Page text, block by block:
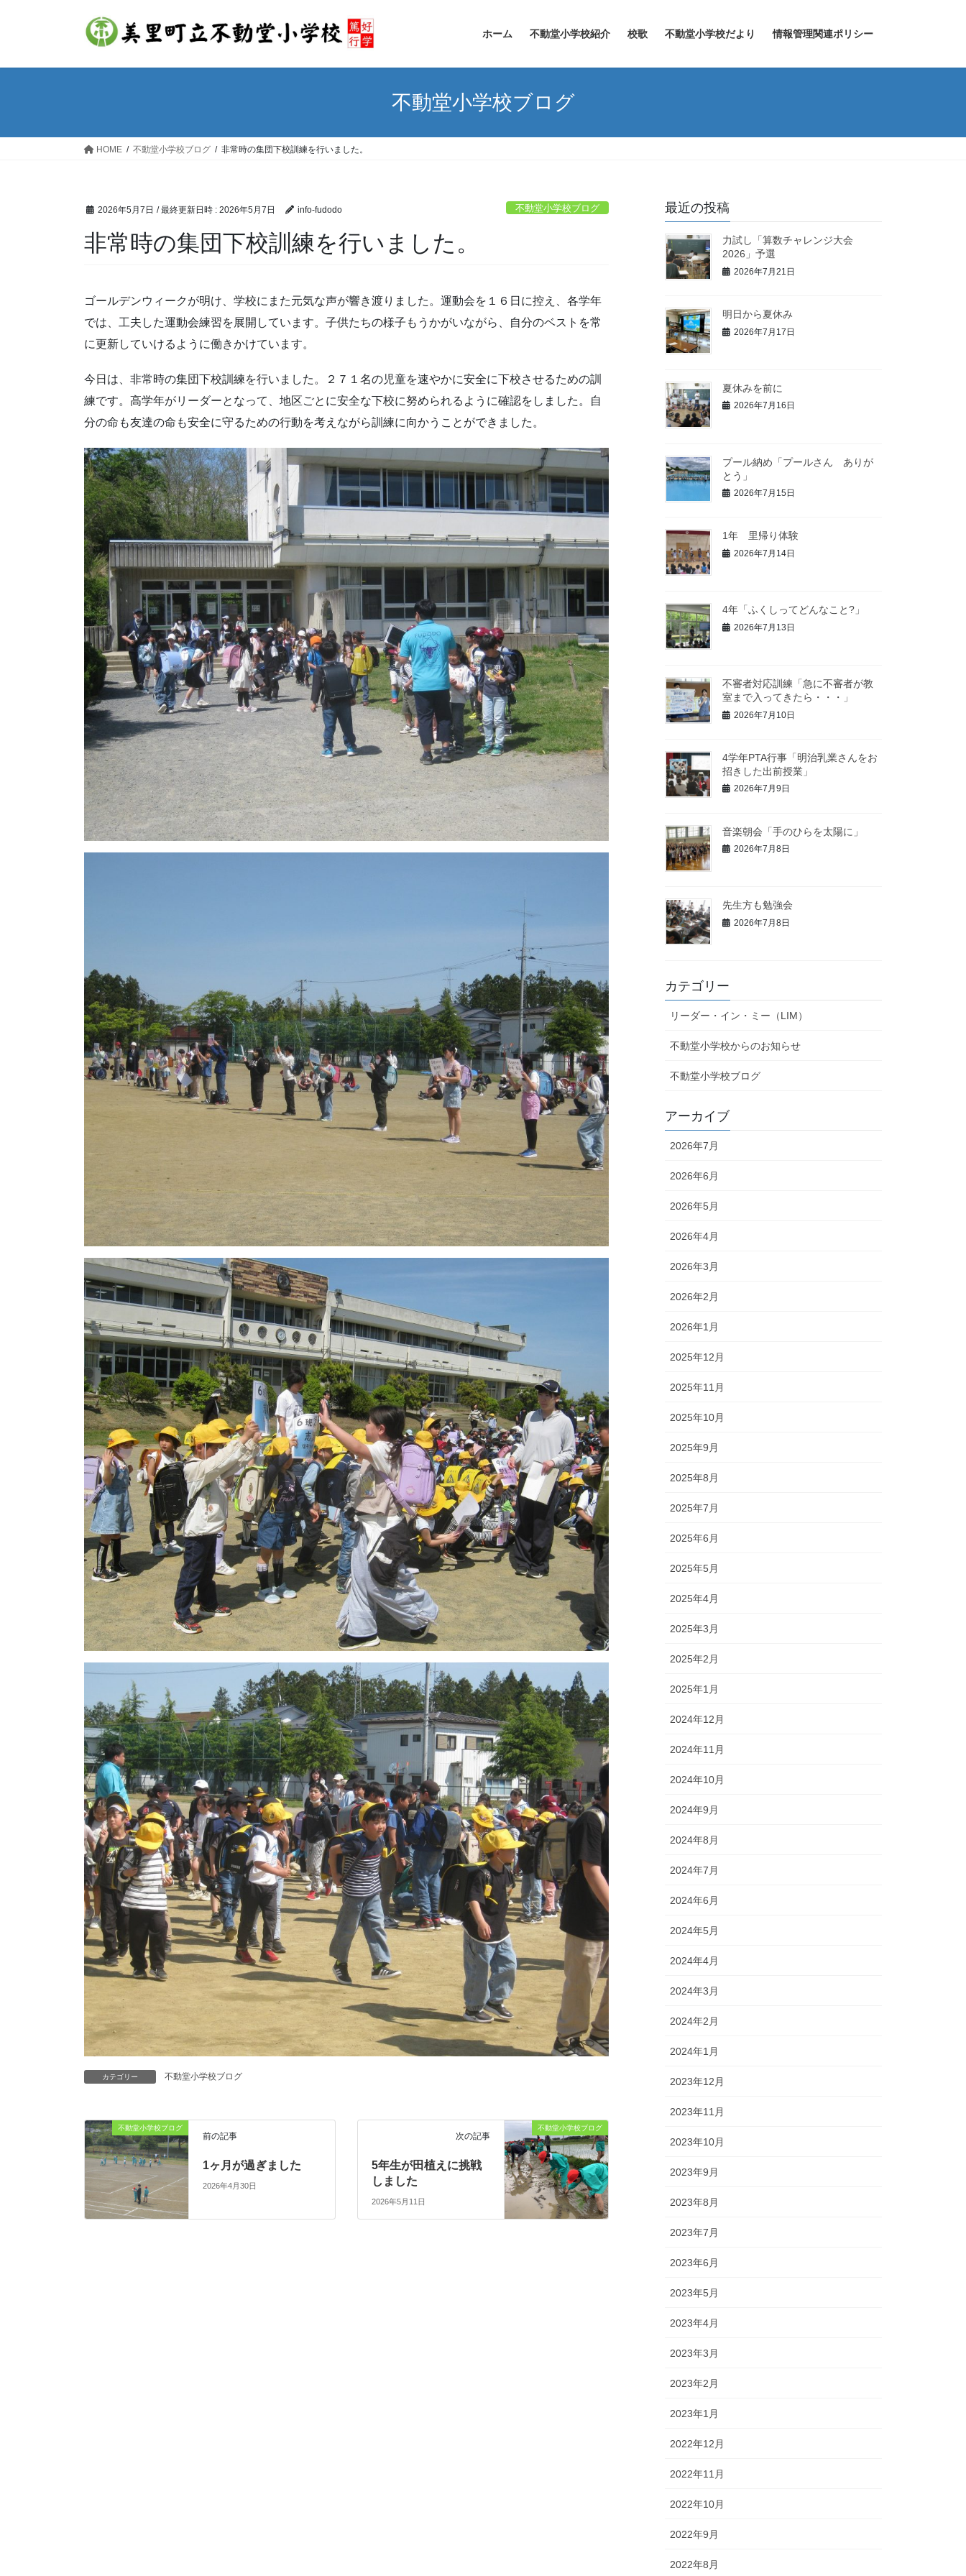
ホーム 不動堂小学校紹介 校歌 不動堂小学校だより 情報管理関連ポリシー
不動堂小学校ブログ
HOME 不動堂小学校ブログ 非常時の集団下校訓練を行いました。
2026年5月7日 / 最終更新日時 : 2026年5月7日 info-fudodo 不動堂小学校ブログ
非常時の集団下校訓練を行いました。
ゴールデンウィークが明け、学校にまた元気な声が響き渡りました。運動会を１６日に控え、各学年
では、工夫した運動会練習を展開しています。子供たちの様子もうかがいながら、自分のベストを常
に更新していけるように働きかけています。
今日は、非常時の集団下校訓練を行いました。２７１名の児童を速やかに安全に下校させるための訓
練です。高学年がリーダーとなって、地区ごとに安全な下校に努められるように確認をしました。自
分の命も友達の命も安全に守るための行動を考えながら訓練に向かうことができました。
カテゴリー 不動堂小学校ブログ
不動堂小学校ブログ
前の記事
1ヶ月が過ぎました
2026年4月30日
不動堂小学校ブログ
次の記事
5年生が田植えに挑戦
しました
2026年5月11日
最近の投稿
力試し「算数チャレンジ大会
2026」予選
2026年7月21日
明日から夏休み
2026年7月17日
夏休みを前に
2026年7月16日
プール納め「プールさん ありが
とう」
2026年7月15日
1年 里帰り体験
2026年7月14日
4年「ふくしってどんなこと?」
2026年7月13日
不審者対応訓練「急に不審者が教
室まで入ってきたら・・・」
2026年7月10日
4学年PTA行事「明治乳業さんをお
招きした出前授業」
2026年7月9日
音楽朝会「手のひらを太陽に」
2026年7月8日
先生方も勉強会
2026年7月8日
カテゴリー
リーダー・イン・ミー（LIM）
不動堂小学校からのお知らせ
不動堂小学校ブログ
アーカイブ
2026年7月
2026年6月
2026年5月
2026年4月
2026年3月
2026年2月
2026年1月
2025年12月
2025年11月
2025年10月
2025年9月
2025年8月
2025年7月
2025年6月
2025年5月
2025年4月
2025年3月
2025年2月
2025年1月
2024年12月
2024年11月
2024年10月
2024年9月
2024年8月
2024年7月
2024年6月
2024年5月
2024年4月
2024年3月
2024年2月
2024年1月
2023年12月
2023年11月
2023年10月
2023年9月
2023年8月
2023年7月
2023年6月
2023年5月
2023年4月
2023年3月
2023年2月
2023年1月
2022年12月
2022年11月
2022年10月
2022年9月
2022年8月